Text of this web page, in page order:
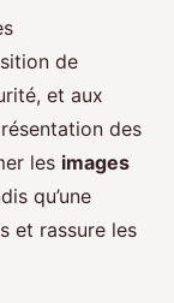
de
et aux
des
les images
qu’une
et rassure les